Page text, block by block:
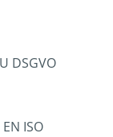
DSGVO
ISO